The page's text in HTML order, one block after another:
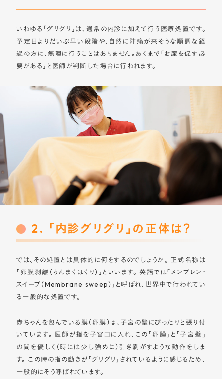
いわゆる「グリグリ」は、通常の内診に加えて行う医療処置です。
予定日よりだいぶ早い段階や、自然に陣痛が来そうな順調な経
過の方に、無理に行うことはありません。あくまで「お産を促す必
要がある」と医師が判断した場合に行われます。
2. 「内診グリグリ」の正体は？
では、その処置とは具体的に何をするのでしょうか。 正式名称は
「卵膜剥離（らんまくはくり）」といいます。 英語では「メンブレン・
スイープ（Membrane sweep）」と呼ばれ、世界中で行われてい
る一般的な処置です。
赤ちゃんを包んでいる膜（卵膜）は、子宮の壁にぴったりと張り付
いています。 医師が指を子宮口に入れ、この「卵膜」と「子宮壁」
の間を優しく（時には少し強めに）引き剥がすような動作をしま
す。 この時の指の動きが「グリグリ」されているように感じるため、
一般的にそう呼ばれています。